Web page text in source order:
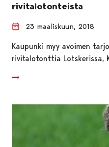
rivitalotonteista
23 maaliskuun, 2018
Kaupunki myy avoimen
rivitalotonttia Lotskerissa,